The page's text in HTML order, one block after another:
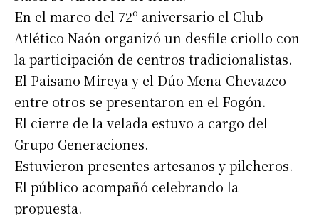
En el marco del 72º aniversario el Club
Atlético Naón organizó un desfile criollo con
la participación de centros tradicionalistas.
El Paisano Mireya y el Dúo Mena-Chevazco
entre otros se presentaron en el Fogón.
El cierre de la velada estuvo a cargo del
Grupo Generaciones.
Estuvieron presentes artesanos y pilcheros.
El público acompañó celebrando la
propuesta.